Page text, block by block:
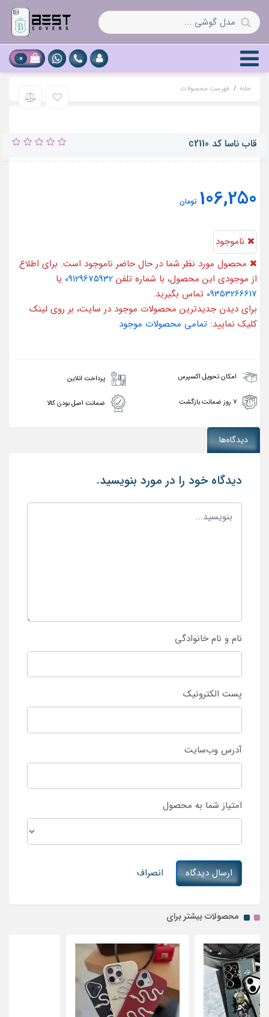
0
خانه فهرست محصولات
قاب ناسا کد c2110
106,250 تومان
ناموجود
محصول مورد نظر شما در حال حاضر ناموجود است. برای اطلاع
از موجودی این محصول، با شماره تلفن 09129675932 یا
09353266617 تماس بگیرید.
برای دیدن جدیدترین محصولات موجود در سایت، بر روی لینک
کلیک نمایید: تمامی محصولات موجود
امکان تحویل اکسپرس پرداخت انلاین
۷ روز ضمانت بازگشت ضمانت اصل بودن کالا
دیدگاه‌ها
دیدگاه خود را در مورد بنویسید.
نام و نام خانوادگی
پست الکترونیک
آدرس وب‌سایت
امتیاز شما به محصول
ارسال دیدگاه انصراف
محصولات بیشتر برای